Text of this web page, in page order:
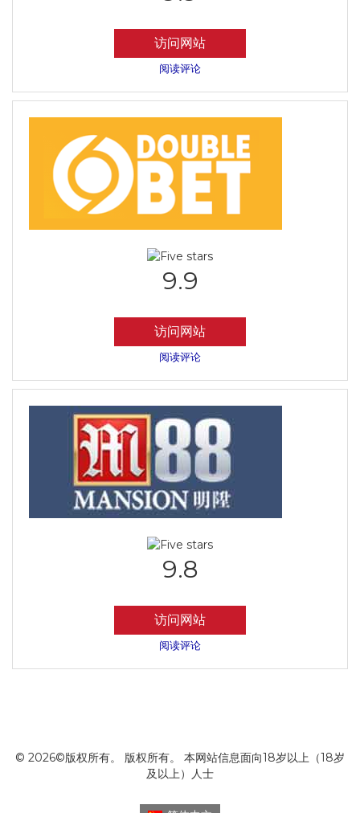
访问网站
阅读评论
9.9
访问网站
阅读评论
9.8
访问网站
阅读评论
© 2026©版权所有。 版权所有。 本网站信息面向18岁以上（18岁
及以上）人士